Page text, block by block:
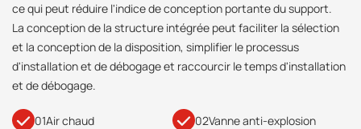
ce qui peut réduire l'indice de conception portante du support.
La conception de la structure intégrée peut faciliter la sélection
et la conception de la disposition, simplifier le processus
d'installation et de débogage et raccourcir le temps d'installation
et de débogage.
01Air chaud
02Vanne anti-explosion